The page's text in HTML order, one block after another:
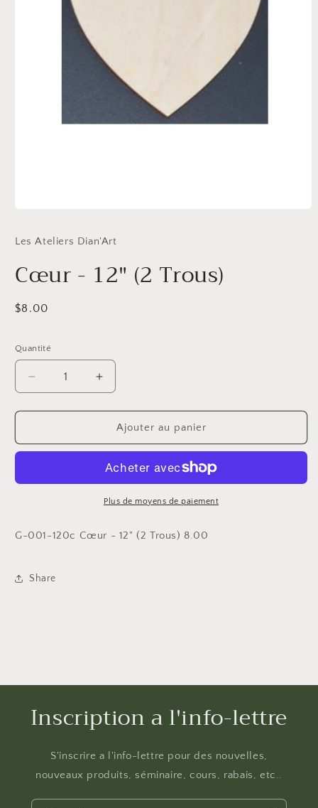
média
1
une
fenêtre
Les Ateliers Dian'Art
Cœur - 12" (2 Trous)
Prix
$8.00
Quantité
Réduire
la
quantité
Cœur
(2
Augmenter
la
quantité
Cœur
12&quot;
(2
Trous)
Ajouter au panier
Plus de moyens de paiement
G-001-120c Cœur - 12" (2 Trous) 8.00
Share
Inscription a l'info-lettre
S'inscrire a l'info-lettre pour des nouvelles,
nouveaux produits, séminaire, cours, rabais, etc..